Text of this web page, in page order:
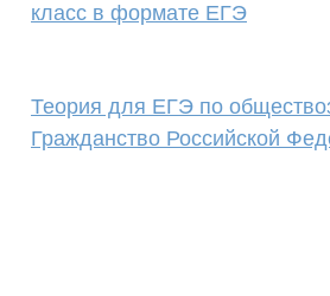
класс в формате ЕГЭ
Теория для ЕГЭ по
Гражданство Российской